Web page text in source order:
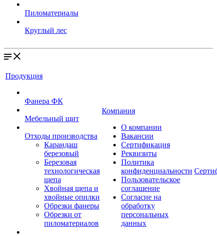
Пиломатериалы
Круглый лес
Продукция
Фанера ФК
Мебельный щит
Отходы производства
Карандаш
березовый
Березовая
технологическая
щепа
Хвойная щепа и
хвойные опилки
Обрезки фанеры
Обрезки от
пиломатериалов
Компания
О компании
Вакансии
Сертификация
Реквизиты
Политика
конфиденциальности
Пользовательское
соглашение
Согласие на
обработку
персональных
данных